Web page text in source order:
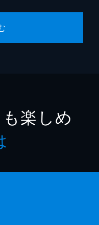
楽しめ